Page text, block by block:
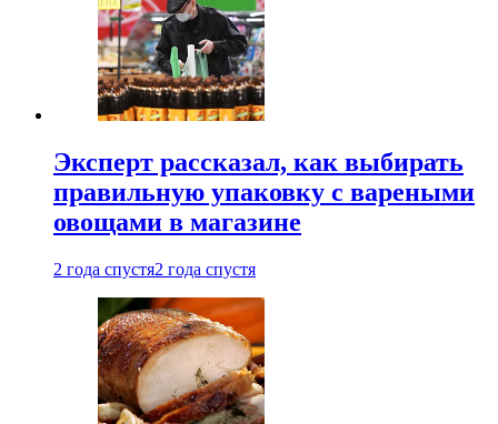
Эксперт рассказал, как выбирать
правильную упаковку с вареными
овощами в магазине
2 года спустя2 года спустя